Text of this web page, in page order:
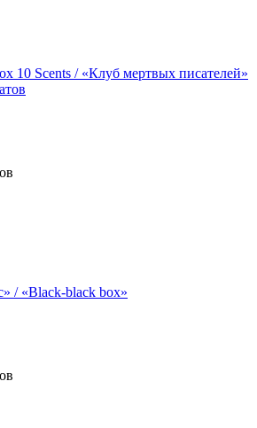
10 Scents / «Клуб мертвых писателей»
/ «Black-black box»